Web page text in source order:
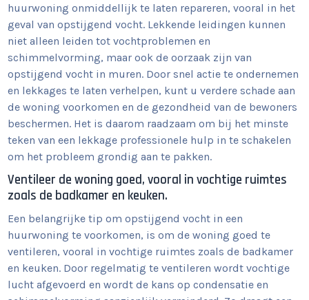
huurwoning onmiddellijk te laten repareren, vooral in het
geval van opstijgend vocht. Lekkende leidingen kunnen
niet alleen leiden tot vochtproblemen en
schimmelvorming, maar ook de oorzaak zijn van
opstijgend vocht in muren. Door snel actie te ondernemen
en lekkages te laten verhelpen, kunt u verdere schade aan
de woning voorkomen en de gezondheid van de bewoners
beschermen. Het is daarom raadzaam om bij het minste
teken van een lekkage professionele hulp in te schakelen
om het probleem grondig aan te pakken.
Ventileer de woning goed, vooral in vochtige ruimtes
zoals de badkamer en keuken.
Een belangrijke tip om opstijgend vocht in een
huurwoning te voorkomen, is om de woning goed te
ventileren, vooral in vochtige ruimtes zoals de badkamer
en keuken. Door regelmatig te ventileren wordt vochtige
lucht afgevoerd en wordt de kans op condensatie en